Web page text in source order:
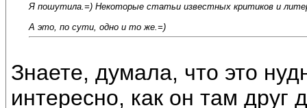
Я пошутила.=) Некоторые статьи известных критиков и
А это, по сути, одно и то же.=)
Знаете, думала, что это
интересно, как он там друг